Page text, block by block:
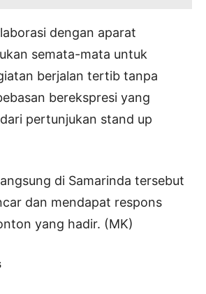
dengan aparat
semata-mata untuk
berjalan tertib tanpa
berekspresi yang
pertunjukan stand up
di Samarinda tersebut
dan mendapat respons
yang hadir. (MK)